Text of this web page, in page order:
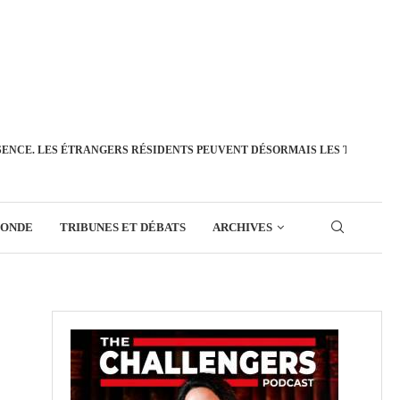
LES ÉTRANGERS RÉSIDENTS PEUVENT DÉSORMAIS LES
TRIBUNES ET DÉBATS ARCHIVES